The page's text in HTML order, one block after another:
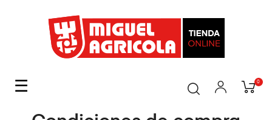
Navegación
☰ 0